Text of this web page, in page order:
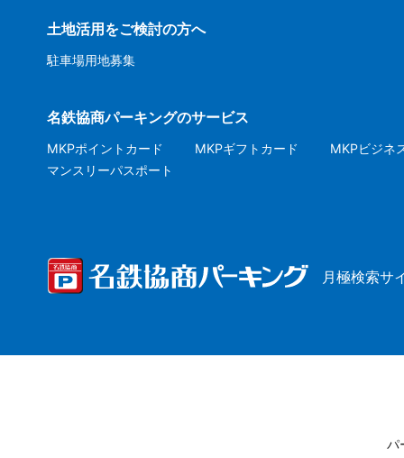
土地活用をご検討の方へ
駐車場用地募集
名鉄協商パーキングのサービス
MKPポイントカード MKPギフトカード
MKPビジネ
マンスリーパスポート
月極検索サ
パ